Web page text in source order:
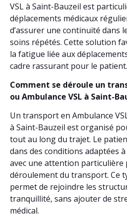
VSL à Saint-Bauzeil est
déplacements médicaux
d’assurer une continuité dans
soins répétés. Cette solution
la fatigue liée aux
cadre rassurant pour le patient.
Comment se déroule un
ou Ambulance VSL à Saint-
Un transport en Ambulance
à Saint-Bauzeil est organisé
tout au long du trajet. Le
dans des conditions adaptées
avec une attention particulière
déroulement du transport. Ce
permet de rejoindre les
tranquillité, sans ajouter de
médical.